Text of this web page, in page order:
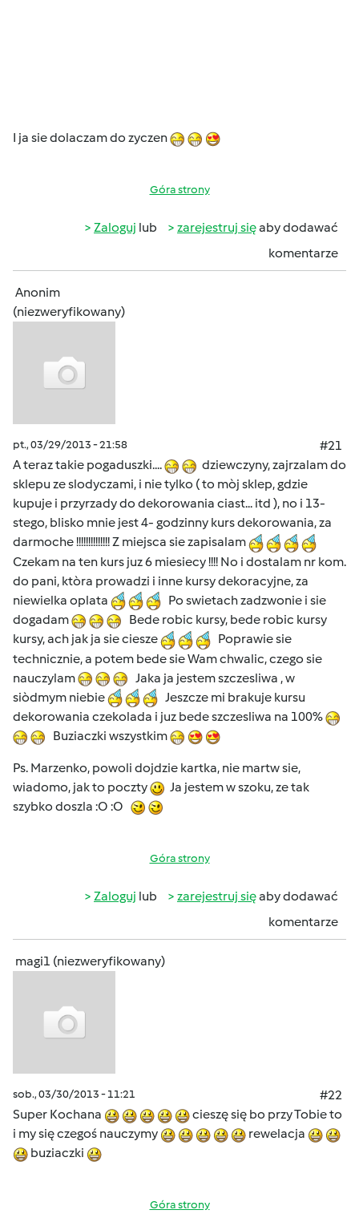
I ja sie dolaczam do zyczen
Góra strony
Zaloguj lub zarejestruj sięaby dodawać
komentarze
Anonim
(niezweryfikowany)
pt., 03/29/2013 - 21:58
#21
A teraz takie pogaduszki....
dziewczyny, zajrzalam do
sklepu ze slodyczami, i nie tylko ( to mòj sklep, gdzie
kupuje i przyrzady do dekorowania ciast... itd ), no i 13-
stego, blisko mnie jest 4- godzinny kurs dekorowania, za
darmoche !!!!!!!!!!!!!! Z miejsca sie zapisalam
Czekam na ten kurs juz 6 miesiecy !!!! No i dostalam nr kom.
do pani, ktòra prowadzi i inne kursy dekoracyjne, za
niewielka oplata
Po swietach zadzwonie i sie
dogadam
Bede robic kursy, bede robic kursy
kursy, ach jak ja sie ciesze
Poprawie sie
technicznie, a potem bede sie Wam chwalic, czego sie
nauczylam
Jaka ja jestem szczesliwa , w
siòdmym niebie
Jeszcze mi brakuje kursu
dekorowania czekolada i juz bede szczesliwa na 100%
Buziaczki wszystkim
Ps. Marzenko, powoli dojdzie kartka, nie martw sie,
wiadomo, jak to poczty
Ja jestem w szoku, ze tak
szybko doszla :O :O
Góra strony
Zaloguj lub zarejestruj sięaby dodawać
komentarze
magi1 (niezweryfikowany)
sob., 03/30/2013 - 11:21
#22
Super Kochana
cieszę się bo przy Tobie to
i my się czegoś nauczymy
rewelacja
buziaczki
Góra strony